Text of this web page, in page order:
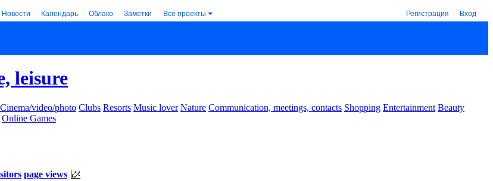
Новости Календарь Облако Заметки Все проекты Регистрация Вход
leisure
Cinema/video/photo Clubs Resorts Music lover Nature Communication, meetings, contacts Shopping Entertainment Beauty
Online Games
page views